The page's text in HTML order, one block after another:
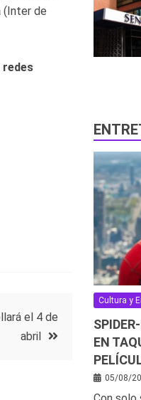
(Inter de
redes
el 4 de
abril
Cultura y
EN
05/08/